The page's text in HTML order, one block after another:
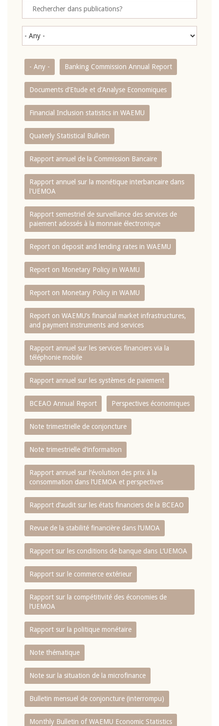
- Any - Banking Commission Annual Report
Documents d’Etude et d’Analyse Economiques
Financial Inclusion statistics in WAEMU
Quaterly Statistical Bulletin
Rapport annuel de la Commission Bancaire
Rapport annuel sur la monétique interbancaire dans
l'UEMOA
Rapport semestriel de surveillance des services de
paiement adossés à la monnaie électronique
Report on deposit and lending rates in WAEMU
Report on Monetary Policy in WAMU
Report on Monetary Policy in WAMU
Report on WAEMU’s financial market infrastructures,
and payment instruments and services
Rapport annuel sur les services financiers via la
téléphonie mobile
Rapport annuel sur les systèmes de paiement
BCEAO Annual Report Perspectives économiques
Note trimestrielle de conjoncture
Note trimestrielle d‘information
Rapport annuel sur l‘évolution des prix à la
consommation dans l‘UEMOA et perspectives
Rapport d‘audit sur les états financiers de la BCEAO
Revue de la stabilité financière dans l‘UMOA
Rapport sur les conditions de banque dans L‘UEMOA
Rapport sur le commerce extérieur
Rapport sur la compétitivité des économies de
l‘UEMOA
Rapport sur la politique monétaire
Note thématique
Note sur la situation de la microfinance
Bulletin mensuel de conjoncture (interrompu)
Monthly Bulletin of WAEMU Economic Statistics